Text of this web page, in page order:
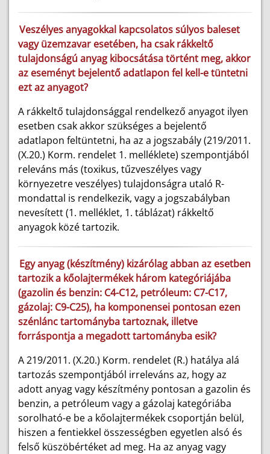
Veszélyes anyagokkal kapcsolatos súlyos baleset
vagy üzemzavar esetében, ha csak rákkeltő
tulajdonságú anyag kibocsátása történt meg, akkor
az eseményt bejelentő adatlapon fel kell-e tüntetni
ezt az anyagot?
A rákkeltő tulajdonsággal rendelkező anyagot ilyen
esetben csak akkor szükséges a bejelentő
adatlapon feltüntetni, ha az a jogszabály (219/2011.
(X.20.) Korm. rendelet 1. melléklete) szempontjából
releváns más (toxikus, tűzveszélyes vagy
környezetre veszélyes) tulajdonságra utaló R-
mondattal is rendelkezik, vagy a jogszabályban
nevesített (1. melléklet, 1. táblázat) rákkeltő
anyagok közé tartozik.
Egy anyag (készítmény) kizárólag abban az esetben
tartozik a kőolajtermékek három kategóriájába
(gazolin és benzin: C4-C12, petróleum: C7-C17,
gázolaj: C9-C25), ha komponensei pontosan ezen
szénlánc tartományba tartoznak, illetve
forráspontja a megadott tartományba esik?
A 219/2011. (X.20.) Korm. rendelet (R.) hatálya alá
tartozás szempontjából irreleváns az, hogy az
adott anyag vagy készítmény pontosan a gazolin és
benzin, a petróleum vagy a gázolaj kategóriába
sorolható-e be a kőolajtermékek csoportján belül,
hiszen a fentiekkel összességben egyetlen alsó és
felső küszöbértéket ad meg. Ha az anyag vagy